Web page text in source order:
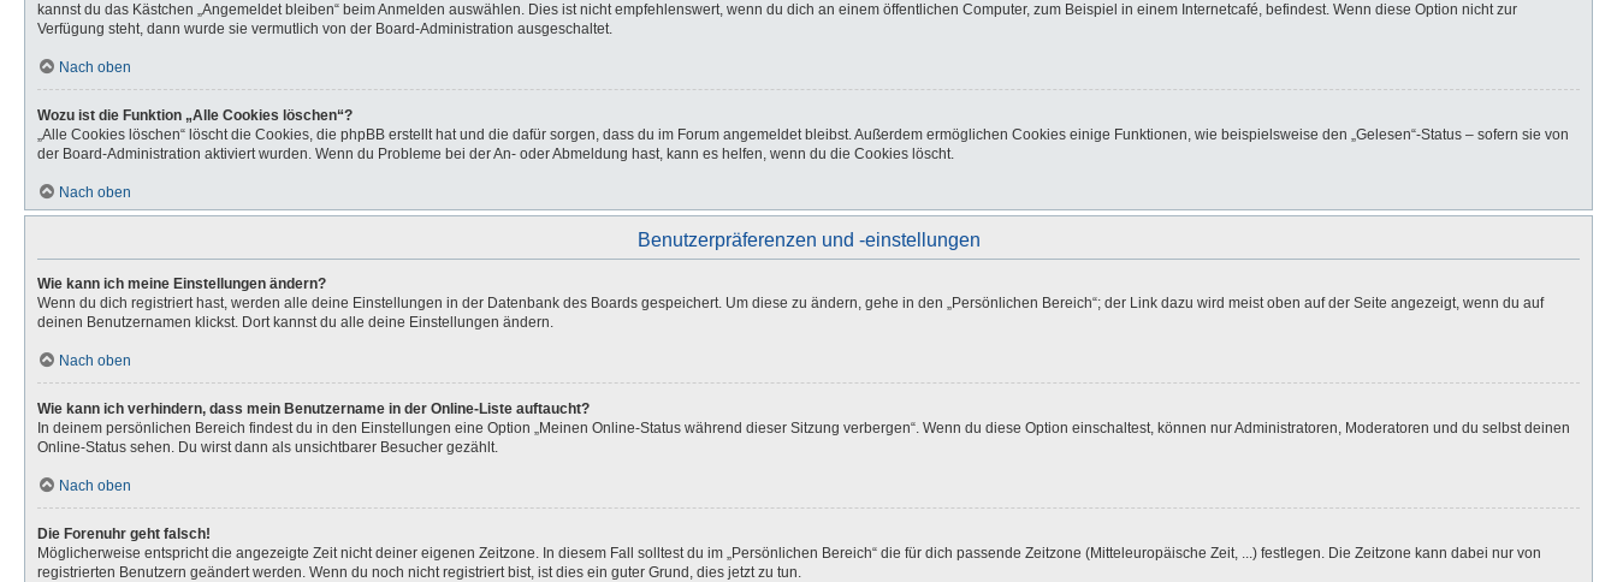
kannst du das Kästchen „Angemeldet bleiben“ beim Anmelden auswählen. Dies ist nicht empfehlenswert, wenn du dich an einem öffentlichen Computer, zum Beispiel in einem Internetcafé, befindest. Wenn diese Option nicht zur
Verfügung steht, dann wurde sie vermutlich von der Board-Administration ausgeschaltet.
Nach oben
Wozu ist die Funktion „Alle Cookies löschen“?
„Alle Cookies löschen“ löscht die Cookies, die phpBB erstellt hat und die dafür sorgen, dass du im Forum angemeldet bleibst. Außerdem ermöglichen Cookies einige Funktionen, wie beispielsweise den „Gelesen“-Status – sofern sie von
der Board-Administration aktiviert wurden. Wenn du Probleme bei der An- oder Abmeldung hast, kann es helfen, wenn du die Cookies löscht.
Nach oben
Benutzerpräferenzen und -einstellungen
Wie kann ich meine Einstellungen ändern?
Wenn du dich registriert hast, werden alle deine Einstellungen in der Datenbank des Boards gespeichert. Um diese zu ändern, gehe in den „Persönlichen Bereich“; der Link dazu wird meist oben auf der Seite angezeigt, wenn du auf
deinen Benutzernamen klickst. Dort kannst du alle deine Einstellungen ändern.
Nach oben
Wie kann ich verhindern, dass mein Benutzername in der Online-Liste auftaucht?
In deinem persönlichen Bereich findest du in den Einstellungen eine Option „Meinen Online-Status während dieser Sitzung verbergen“. Wenn du diese Option einschaltest, können nur Administratoren, Moderatoren und du selbst deinen
Online-Status sehen. Du wirst dann als unsichtbarer Besucher gezählt.
Nach oben
Die Forenuhr geht falsch!
Möglicherweise entspricht die angezeigte Zeit nicht deiner eigenen Zeitzone. In diesem Fall solltest du im „Persönlichen Bereich“ die für dich passende Zeitzone (Mitteleuropäische Zeit, ...) festlegen. Die Zeitzone kann dabei nur von
registrierten Benutzern geändert werden. Wenn du noch nicht registriert bist, ist dies ein guter Grund, dies jetzt zu tun.